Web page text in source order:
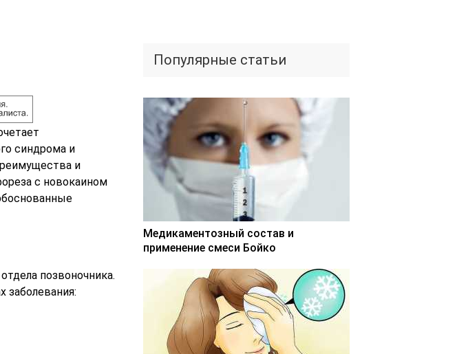
синдрома и
и
с новокаином
позвоночника.
заболевания:
Популярные статьи
Медикаментозный состав и
применение смеси Бойко